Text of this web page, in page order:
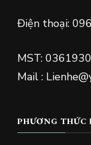
Điện thoại:
MST:
Mail :
PHƯƠNG